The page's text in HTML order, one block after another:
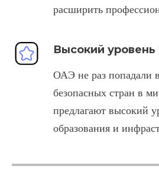
расширить
Высокий
ОАЭ не раз попадали
безопасных стран в
предлагают высокий
образования и